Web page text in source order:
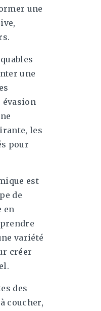
une
une
évasion
les
pour
est
de
en
variété
créer
des
coucher,